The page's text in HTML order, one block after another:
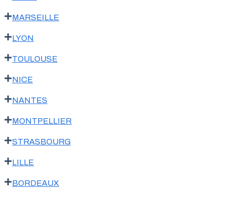
MARSEILLE
LYON
TOULOUSE
NICE
NANTES
MONTPELLIER
STRASBOURG
LILLE
BORDEAUX